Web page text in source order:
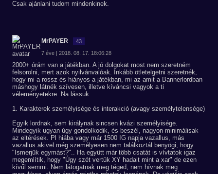
Csak ajánlani tudom mindenkinek.
MrPAYER 43
7 éve | 2018. 08. 17. 18:06:28
2000+ órám van a játékban. A jó dolgokat most nem szeretném
felsorolni, mert azok nyilvánvalóak. Inkább ötletelgetni szeretnék,
hogy mi a rossz és hiányos a játékban, mi az amit a Bannerlordban
máshogy látnék szívesen, illetve kíváncsi vagyok a ti
véleményetekre. Na lássuk.
1. Karakterek személyisége és interakció (avagy személytelensége)
Egyik lordnak, sem királynak sincsen kvázi személyisége.
Mindegyik ugyan úgy gondolkodik, és beszél, nagyon minimálisak
az eltérések. Pl hiába vagy már 1500 IG napja vazallus, más
vazallus akivel még személyesen nem találkoztál benyögi, hogy
"Ismerjük egymást?".. Ha együtt már több csatát is vívtatok igaz
megemlítik, hogy "Úgy szét vertük XY hadait mint a xar" de ezen
kívűl semmi. Nem látogatnak meg téged, nem hívnak meg